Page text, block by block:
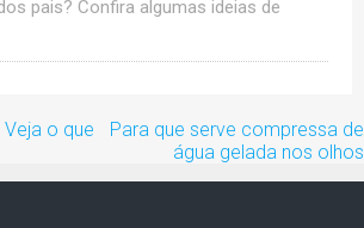
pais? Confira algumas ideias de
o que
Para que serve compressa de
água gelada nos olhos